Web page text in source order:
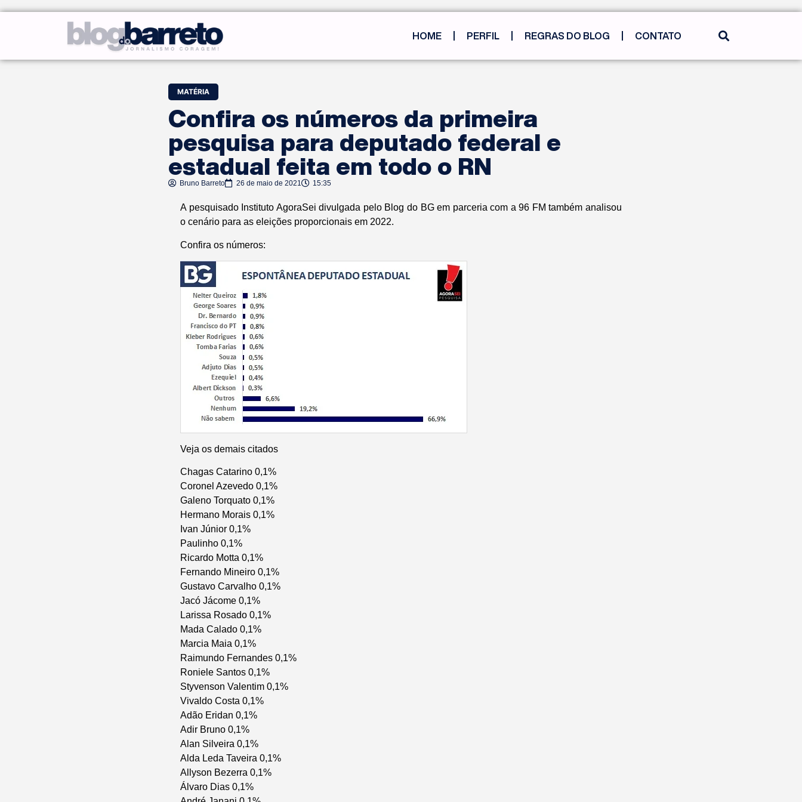
HOME PERFIL REGRAS DO BLOG CONTATO
MATÉRIA
Confira os números da primeira
pesquisa para deputado federal e
estadual feita em todo o RN
Bruno Barreto 26 de maio de 2021 15:35
A pesquisado Instituto AgoraSei divulgada pelo Blog do BG em parceria com a 96 FM também analisou
o cenário para as eleições proporcionais em 2022.
Confira os números:
Veja os demais citados
Chagas Catarino 0,1%
Coronel Azevedo 0,1%
Galeno Torquato 0,1%
Hermano Morais 0,1%
Ivan Júnior 0,1%
Paulinho 0,1%
Ricardo Motta 0,1%
Fernando Mineiro 0,1%
Gustavo Carvalho 0,1%
Jacó Jácome 0,1%
Larissa Rosado 0,1%
Mada Calado 0,1%
Marcia Maia 0,1%
Raimundo Fernandes 0,1%
Roniele Santos 0,1%
Styvenson Valentim 0,1%
Vivaldo Costa 0,1%
Adão Eridan 0,1%
Adir Bruno 0,1%
Alan Silveira 0,1%
Alda Leda Taveira 0,1%
Allyson Bezerra 0,1%
Álvaro Dias 0,1%